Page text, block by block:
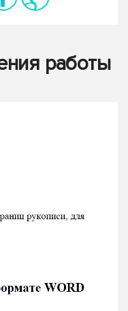
работы